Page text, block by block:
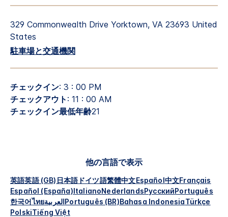
329 Commonwealth Drive Yorktown, VA 23693 United
States
駐車場と交通機関
チェックイン: 3 : 00 PM
チェックアウト : 11 : 00 AM
チェックイン最低年齢21
他の言語で表示
英語英語 (GB) 日本語 ドイツ語繁體中文Español中文Français
Español (España)ItalianoNederlandsРусскийPortuguês
한국어ไทยالعربيةPortuguês (BR)Bahasa IndonesiaTürkçe
PolskiTiếng Việt